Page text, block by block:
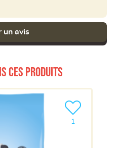
un avis
ces produits
1
Ajouter le